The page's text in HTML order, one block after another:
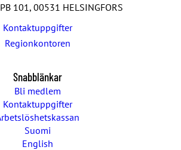
101, 00531 HELSINGFORS
Kontaktuppgifter
Regionkontoren
Snabblänkar
Bli medlem
Kontaktuppgifter
Suomi
English